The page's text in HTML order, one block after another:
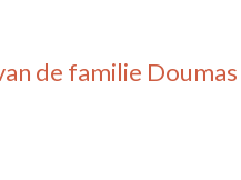
de familie Doumas